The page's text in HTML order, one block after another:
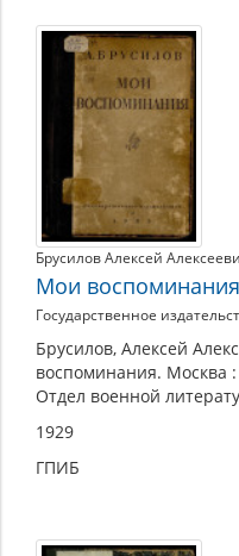
Брусилов Алексей
Мои воспоминания
Государственное
Брусилов, Алексей
воспоминания. Москва :
Отдел военной
1929
ГПИБ